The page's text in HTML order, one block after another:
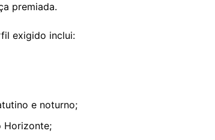
premiada.
exigido inclui:
e noturno;
Horizonte;